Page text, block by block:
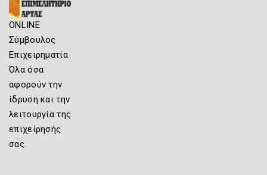
ONLINE
Σύμβουλος
Επιχειρηματία
Όλα όσα
αφορούν την
ίδρυση και την
λειτουργία της
επιχείρησής
σας.